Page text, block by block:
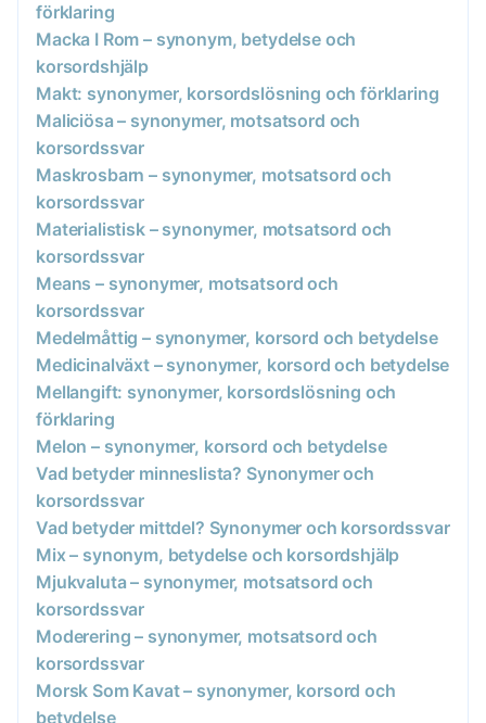
förklaring
Macka I Rom – synonym, betydelse och
korsordshjälp
Makt: synonymer, korsordslösning och förklaring
Maliciösa – synonymer, motsatsord och
korsordssvar
Maskrosbarn – synonymer, motsatsord och
korsordssvar
Materialistisk – synonymer, motsatsord och
korsordssvar
Means – synonymer, motsatsord och
korsordssvar
Medelmåttig – synonymer, korsord och betydelse
Medicinalväxt – synonymer, korsord och betydelse
Mellangift: synonymer, korsordslösning och
förklaring
Melon – synonymer, korsord och betydelse
Vad betyder minneslista? Synonymer och
korsordssvar
Vad betyder mittdel? Synonymer och korsordssvar
Mix – synonym, betydelse och korsordshjälp
Mjukvaluta – synonymer, motsatsord och
korsordssvar
Moderering – synonymer, motsatsord och
korsordssvar
Morsk Som Kavat – synonymer, korsord och
betydelse